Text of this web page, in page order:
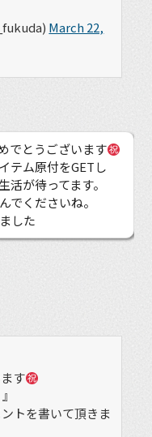
March 22,
でとうございます
テム原付をGETし
活が待ってます。
でくださいね。
した
す
トを書いて頂きま